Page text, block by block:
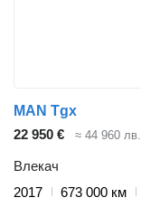
MAN Tgx
22 950 €
≈ 44 960 лв.
Влекач
2017
673 000 км